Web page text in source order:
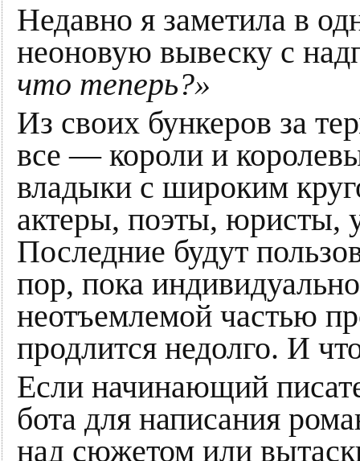
Недавно я заметила в
неоновую вывеску с
что теперь?»
Из своих бункеров за
все — короли и
владыки с широким
актеры, поэты, юристы,
Последние будут
пор, пока
неотъемлемой частью
продлится недолго. И
Если начинающий
бота для написания
над сюжетом или